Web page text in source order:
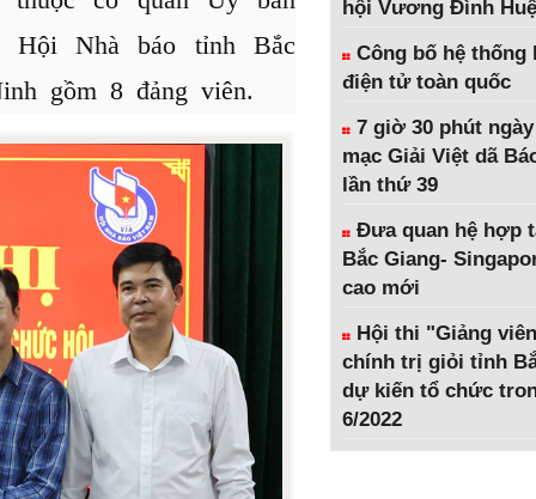
Nhà báo tỉnh Bắc
gồm 8 đảng viên.
hội Vương Đình
Công bố hệ thống
điện tử toàn quốc
7 giờ 30 phút
mạc Giải Việt dã
lần thứ 39
Đưa quan hệ hợp
Bắc Giang-
cao mới
Hội thi "Giảng
chính trị giỏi tỉnh
dự kiến tổ chức
6/2022